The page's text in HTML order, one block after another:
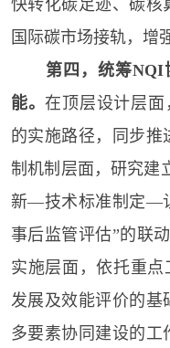
快转化碳足迹、碳核
国际碳市场接轨，增
第四，统筹NQI
能。在顶层设计层面
的实施路径，同步
制机制层面，研究建
新—技术标准制定—
事后监管评估”的联
实施层面，依托重
发展及效能评价的基
多要素协同建设的工